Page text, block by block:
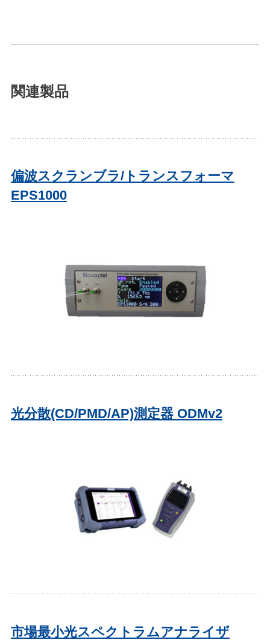
関連製品
偏波スクランブラ/トランスフォーマ
EPS1000
光分散(CD/PMD/AP)測定器 ODMv2
市場最小光スペクトラムアナライザ